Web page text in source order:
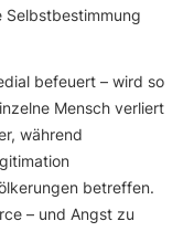
Selbstbestimmung
befeuert – wird so
Mensch verliert
während
betreffen.
– und Angst zu